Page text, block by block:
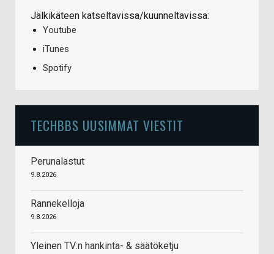
Jälkikäteen katseltavissa/kuunneltavissa:
Youtube
iTunes
Spotify
TECHBBS UUSIMMAT VIESTIT
Perunalastut
9.8.2026
Rannekelloja
9.8.2026
Yleinen TV:n hankinta- & säätöketju